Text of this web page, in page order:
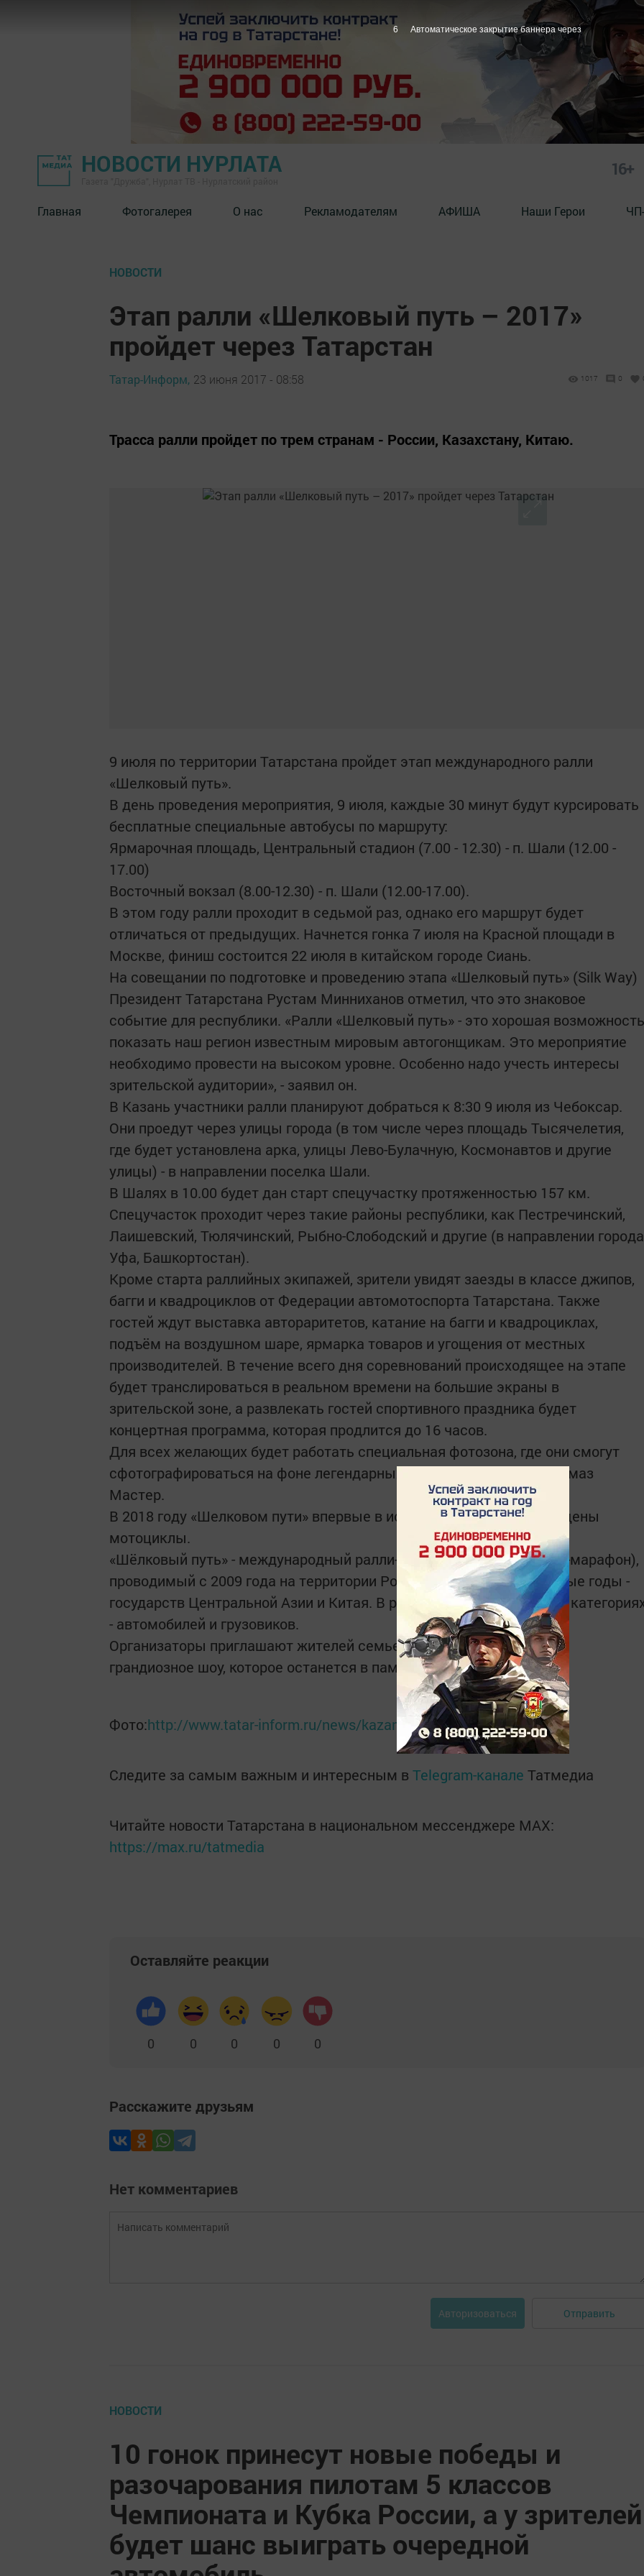
НОВОСТИ НУРЛАТА 16+
Главная Фотогалерея О нас Рекламодателям АФИША Наши Герои
НОВОСТИ
Этап ралли «Шелковый путь – 2017»
пройдет через Татарстан
Татар-Информ, 23 июня 2017 - 08:58 1017 0
Трасса ралли пройдет по трем странам - России, Казахстану, Китаю.
9 июля по территории Татарстана пройдет этап международного ралли
«Шелковый путь».
В день проведения мероприятия, 9 июля, каждые 30 минут будут курсировать
бесплатные специальные автобусы по маршруту:
Ярмарочная площадь, Центральный стадион (7.00 - 12.30) - п. Шали (12.00 -
17.00)
Восточный вокзал (8.00-12.30) - п. Шали (12.00-17.00).
В этом году ралли проходит в седьмой раз, однако его маршрут будет
отличаться от предыдущих. Начнется гонка 7 июля на Красной площади в
Москве, финиш состоится 22 июля в китайском городе Сиань.
На совещании по подготовке и проведению этапа «Шелковый путь» (Silk Way)
Президент Татарстана Рустам Минниханов отметил, что это знаковое
событие для республики. «Ралли «Шелковый путь» - это хорошая возможность
показать наш регион известным мировым автогонщикам. Это мероприятие
необходимо провести на высоком уровне. Особенно надо учесть интересы
зрительской аудитории», - заявил он.
В Казань участники ралли планируют добраться к 8:30 9 июля из Чебоксар.
Они проедут через улицы города (в том числе через площадь Тысячелетия,
где будет установлена арка, улицы Лево-Булачную, Космонавтов и другие
улицы) - в направлении поселка Шали.
В Шалях в 10.00 будет дан старт спецучастку протяженностью 157 км.
Спецучасток проходит через такие районы республики, как Пестречинский,
Лаишевский, Тюлячинский, Рыбно-Слободский и другие (в направлении города
Уфа, Башкортостан).
Кроме старта раллийных экипажей, зрители увидят заезды в классе джипов,
багги и квадроциклов от Федерации автомотоспорта Татарстана. Также
гостей ждут выставка автораритетов, катание на багги и квадроциклах,
подъём на воздушном шаре, ярмарка товаров и угощения от местных
производителей. В течение всего дня соревнований происходящее на этапе
будет транслироваться в реальном времени на большие экраны в
зрительской зоне, а развлекать гостей спортивного праздника будет
концертная программа, которая продлится до 16 часов.
Для всех желающих будет работать специальная фотозона, где они смогут
сфотографироваться на фоне легендарных грузовиков команды Камаз
Мастер.
В 2018 году «Шелковом пути» впервые в истории ралли будут допущены
мотоциклы.
«Шёлковый путь» - международный ралли-рейд (с 2016 года - ралли-марафон),
проводимый с 2009 года на территории России, а также - в отдельные годы -
государств Центральной Азии и Китая. В ралли соревнуются в двух
- автомобилей и грузовиков.
Организаторы приглашают жителей семьей посетить столь яркое и
грандиозное шоу, которое останется в памяти у каждого.
Фото:http://www.tatar-inform.ru/news/kazan/2017/06/23/559465/
Следите за самым важным и интересным в Telegram-канале Татмедиа
Читайте новости Татарстана в национальном мессенджере MАХ:
https://max.ru/tatmedia
Оставляйте реакции
0 0 0 0 0
Расскажите друзьям
Нет комментариев
Авторизоваться Отправить
НОВОСТИ
10 гонок принесут новые победы и
разочарования пилотам 5 классов
Чемпионата и Кубка России, а у зрителей
будет шанс выиграть очередной
5 Автоматическое закрытие баннера через